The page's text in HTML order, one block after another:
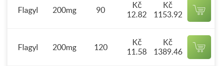
Flagyl 200mg 90
Kč
12.82
Kč
1153.92
Flagyl 200mg 120
Kč
11.58
Kč
1389.46